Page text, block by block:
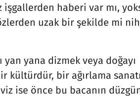
işgallerden haberi var mı,
uzak bir şekilde mi
yan yana dizmek veya doğayı
bir ağırlama
ise önce bu bacanın